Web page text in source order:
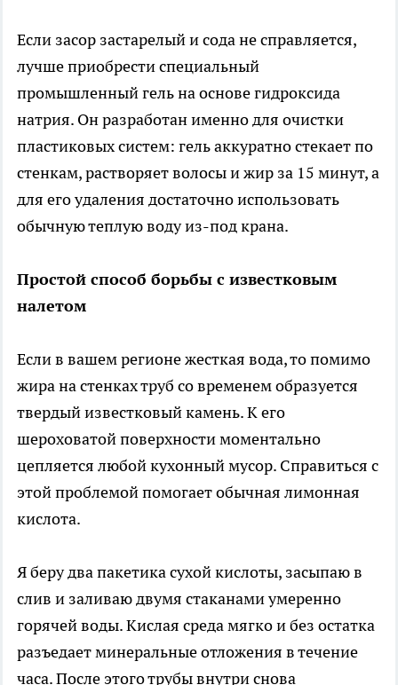
Если засор застарелый и сода не справляется,
лучше приобрести специальный
промышленный гель на основе гидроксида
натрия. Он разработан именно для очистки
пластиковых систем: гель аккуратно стекает по
стенкам, растворяет волосы и жир за 15 минут, а
для его удаления достаточно использовать
обычную теплую воду из-под крана.
Простой способ борьбы с известковым
налетом
Если в вашем регионе жесткая вода, то помимо
жира на стенках труб со временем образуется
твердый известковый камень. К его
шероховатой поверхности моментально
цепляется любой кухонный мусор. Справиться с
этой проблемой помогает обычная лимонная
кислота.
Я беру два пакетика сухой кислоты, засыпаю в
слив и заливаю двумя стаканами умеренно
горячей воды. Кислая среда мягко и без остатка
разъедает минеральные отложения в течение
часа. После этого трубы внутри снова